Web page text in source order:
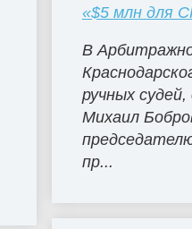
«$5 млн для
В
ручных судей,
Михаил
пр...